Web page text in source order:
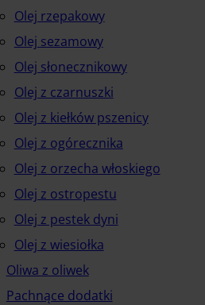
Olej rzepakowy
Olej sezamowy
Olej słonecznikowy
Olej z czarnuszki
Olej z kiełków pszenicy
Olej z ogórecznika
Olej z orzecha włoskiego
Olej z ostropestu
Olej z pestek dyni
Olej z wiesiołka
Oliwa z oliwek
Pachnące dodatki